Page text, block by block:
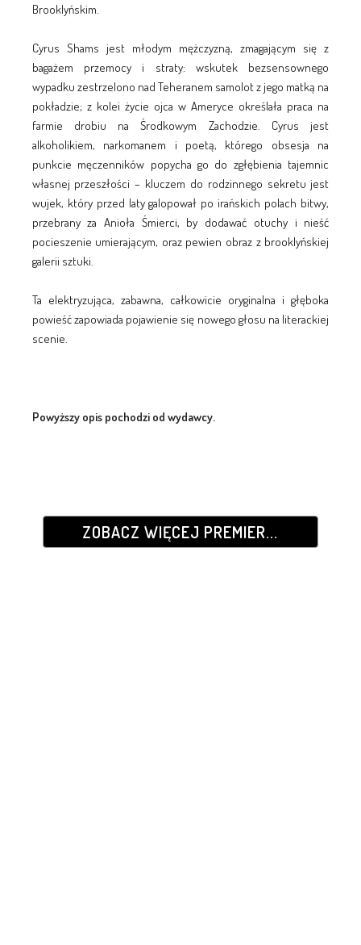
Brooklyńskim.
Cyrus Shams jest młodym mężczyzną, zmagającym się z
bagażem przemocy i straty: wskutek bezsensownego
wypadku zestrzelono nad Teheranem samolot z jego matką na
pokładzie; z kolei życie ojca w Ameryce określała praca na
farmie drobiu na Środkowym Zachodzie. Cyrus jest
alkoholikiem, narkomanem i poetą, którego obsesja na
punkcie męczenników popycha go do zgłębienia tajemnic
własnej przeszłości – kluczem do rodzinnego sekretu jest
wujek, który przed laty galopował po irańskich polach bitwy,
przebrany za Anioła Śmierci, by dodawać otuchy i nieść
pocieszenie umierającym, oraz pewien obraz z brooklyńskiej
galerii sztuki.
Ta elektryzująca, zabawna, całkowicie oryginalna i głęboka
powieść zapowiada pojawienie się nowego głosu na literackiej
scenie.
Powyższy opis pochodzi od wydawcy.
ZOBACZ WIĘCEJ PREMIER...